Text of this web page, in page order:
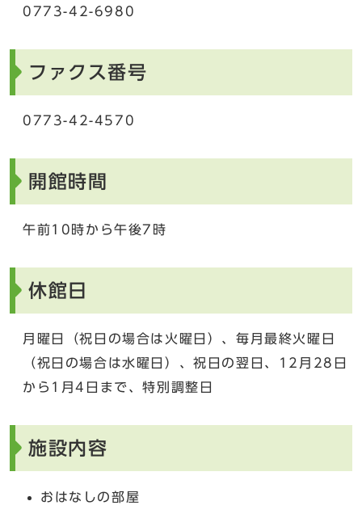
0773-42-6980
ファクス番号
0773-42-4570
開館時間
午前10時から午後7時
休館日
月曜日（祝日の場合は火曜日）、毎月最終火曜日
（祝日の場合は水曜日）、祝日の翌日、12月28日
から1月4日まで、特別調整日
施設内容
おはなしの部屋